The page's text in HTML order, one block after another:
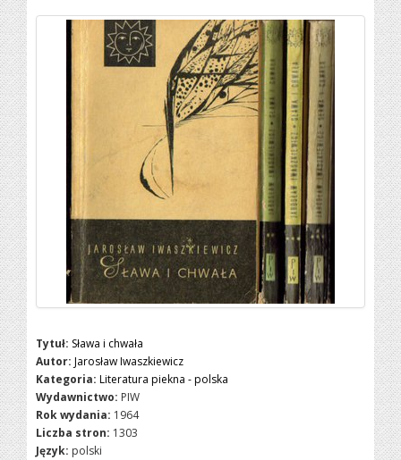
Tytuł: Sława i chwała
Autor: Jarosław Iwaszkiewicz
Kategoria: Literatura piekna - polska
Wydawnictwo: PIW
Rok wydania: 1964
Liczba stron: 1303
Język: polski